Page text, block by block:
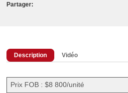
Partager:
Description Vidéo
Prix FOB : $8 800/unité